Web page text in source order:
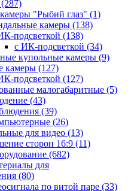
(287)
"Рыбий глаз" (1)
камеры (138)
подсветкой (138)
с ИК-подсветкой (34)
купольные камеры (9)
камеры (127)
подсветкой (127)
малогабаритные (5)
(43)
(39)
(26)
для видео (13)
сторон 16:9 (11)
(682)
для
(80)
по витой паре (33)